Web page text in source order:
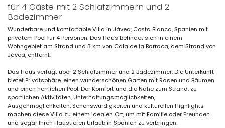
für 4 Gäste mit 2 Schlafzimmern und 2
Badezimmer
Wunderbare und komfortable Villa in Jávea, Costa Blanca, Spanien mit
privatem Pool für 4 Personen. Das Haus befindet sich in einem
Wohngebiet am Strand und 3 km von Cala de la Barraca, dem Strand von
Jávea, entfernt.
Das Haus verfügt über 2 Schlafzimmer und 2 Badezimmer. Die Unterkunft
bietet Privatsphäre, einen wunderschönen Garten mit Rasen und Bäumen
und einen herrlichen Pool. Der Komfort und die Nähe zum Strand, zu
sportlichen Aktivitäten, Unterhaltungsmöglichkeiten,
Ausgehmöglichkeiten, Sehenswürdigkeiten und kulturellen Highlights
machen diese Villa zu einem idealen Ort, um mit Familie oder Freunden
und sogar Ihren Haustieren Urlaub in Spanien zu verbringen.